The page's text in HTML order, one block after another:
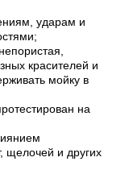
ударам и
красителей и
мойку в
на
щелочей и других